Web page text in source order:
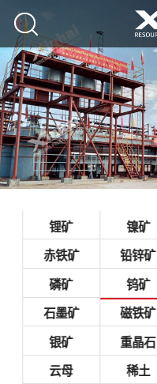
锂矿 镍矿
赤铁矿
铅锌矿
磷矿
钨矿
石墨矿
磁铁矿
银矿
重晶石
云母
稀土